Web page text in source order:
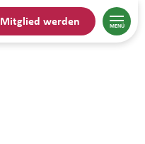
Mitglied werden